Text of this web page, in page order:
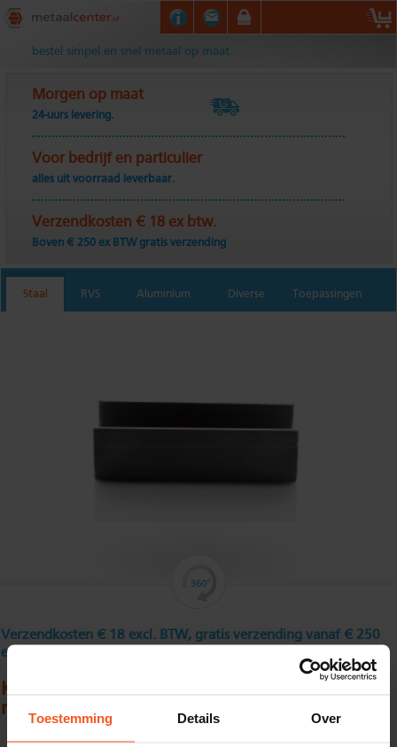
Toestemming Details Over
Metaalcenter.nl
bestel simpel en snel metaal op maat
Morgen op maat
24-uurs levering.
Voor bedrijf en particulier
alles uit voorraad leverbaar.
Verzendkosten € 18 ex btw.
Boven € 250 ex BTW gratis verzending
Staal RVS Aluminium Diverse Toepassingen
Verzendkosten € 18 excl. BTW, gratis verzending vanaf € 250
excl. BTW
Koudgewalst U - profiel 10 x 10 x 10 x 1,5
mm